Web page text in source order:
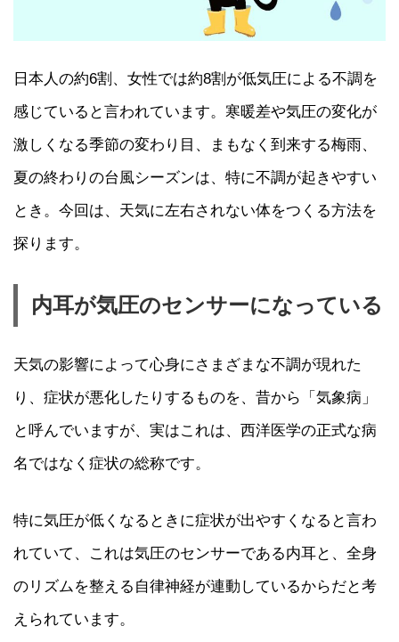
日本人の約6割、女性では約8割が低気圧による不調を
感じていると言われています。寒暖差や気圧の変化が
激しくなる季節の変わり目、まもなく到来する梅雨、
夏の終わりの台風シーズンは、特に不調が起きやすい
とき。今回は、天気に左右されない体をつくる方法を
探ります。
内耳が気圧のセンサーになっている
天気の影響によって心身にさまざまな不調が現れた
り、症状が悪化したりするものを、昔から「気象病」
と呼んでいますが、実はこれは、西洋医学の正式な病
名ではなく症状の総称です。
特に気圧が低くなるときに症状が出やすくなると言わ
れていて、これは気圧のセンサーである内耳と、全身
のリズムを整える自律神経が連動しているからだと考
えられています。